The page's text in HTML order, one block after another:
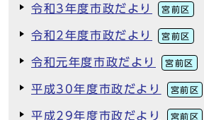
令和3年度市政だより 宮前区
令和2年度市政だより 宮前区
令和元年度市政だより 宮前区
平成30年度市政だより 宮前区
平成29年度市政だより 宮前区